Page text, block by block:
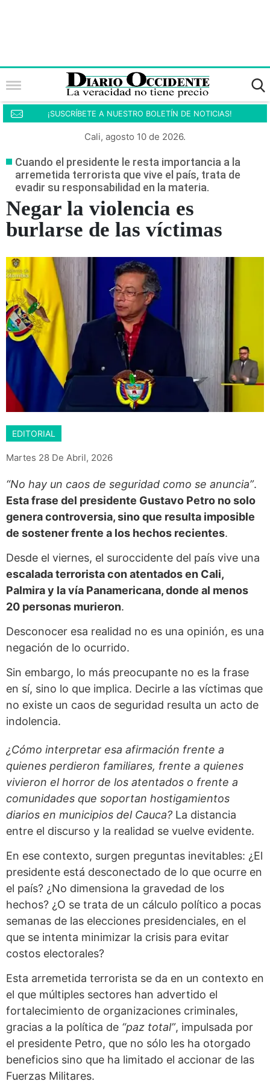
¡SUSCRÍBETE A NUESTRO BOLETÍN DE NOTICIAS!
Cali, agosto 10 de 2026.
Cuando el presidente le resta importancia a la
arremetida terrorista que vive el país, trata de
evadir su responsabilidad en la materia.
Negar la violencia es
burlarse de las víctimas
EDITORIAL
Martes 28 De Abril, 2026
“No hay un caos de seguridad como se anuncia”.
Esta frase del presidente Gustavo Petro no solo
genera controversia, sino que resulta imposible
de sostener frente a los hechos recientes.
Desde el viernes, el suroccidente del país vive una
escalada terrorista con atentados en Cali,
Palmira y la vía Panamericana, donde al menos
20 personas murieron.
Desconocer esa realidad no es una opinión, es una
negación de lo ocurrido.
Sin embargo, lo más preocupante no es la frase
en sí, sino lo que implica. Decirle a las víctimas que
no existe un caos de seguridad resulta un acto de
indolencia.
¿Cómo interpretar esa afirmación frente a
quienes perdieron familiares, frente a quienes
vivieron el horror de los atentados o frente a
comunidades que soportan hostigamientos
diarios en municipios del Cauca? La distancia
entre el discurso y la realidad se vuelve evidente.
En ese contexto, surgen preguntas inevitables: ¿El
presidente está desconectado de lo que ocurre en
el país? ¿No dimensiona la gravedad de los
hechos? ¿O se trata de un cálculo político a pocas
semanas de las elecciones presidenciales, en el
que se intenta minimizar la crisis para evitar
costos electorales?
Esta arremetida terrorista se da en un contexto en
el que múltiples sectores han advertido el
fortalecimiento de organizaciones criminales,
gracias a la política de “paz total”, impulsada por
el presidente Petro, que no sólo les ha otorgado
beneficios sino que ha limitado el accionar de las
Fuerzas Militares.